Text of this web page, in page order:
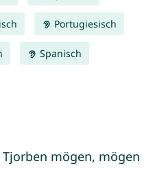
Portugiesisch
Spanisch
mögen, mögen